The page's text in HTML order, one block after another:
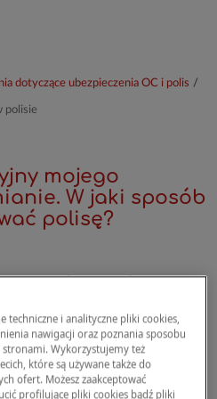
dotyczące ubezpieczenia OC i polis /
polisie
mojego
W jaki sposób
polisę?
rejestracyjnego
skontaktować się z
wiadomości e-mail na
należy zawrzeć
techniczne i analityczne pliki cookies,
nawigacji oraz poznania sposobu
Wykorzystujemy też
które są używane także do
ofert. Możesz zaakceptować
profilujące pliki cookies bądź pliki